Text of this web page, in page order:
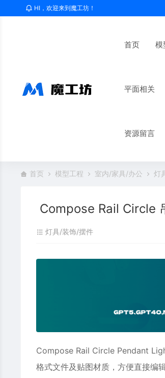
HI，欢迎来到魔工坊！
首页 模
平面相关
资源留言
首页 模型工程 室内/家具/办公 灯
Compose Rail Circle
灯具/装饰/摆件
Compose Rail Circle Pendant
格式文件及贴图材质，方便直接编辑